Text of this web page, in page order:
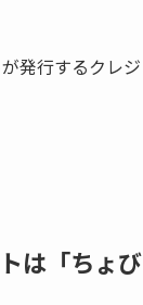
発行するクレジ
は「ちょび